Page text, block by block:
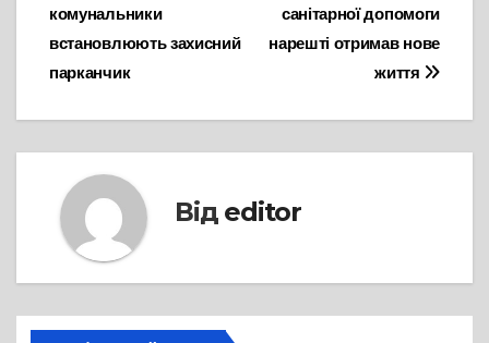
санітарної допомоги
нарешті отримав нове
життя
комунальники
встановлюють захисний
парканчик
Від editor